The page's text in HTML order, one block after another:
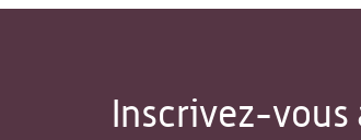
Inscrivez-